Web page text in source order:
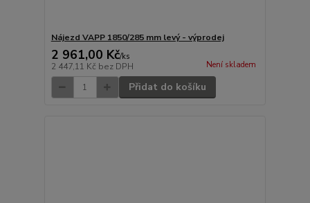
Nájezd VAPP 1850/285 mm levý - výprodej
2 961,00 Kč/ks
2 447,11 Kč bez DPH Není skladem
Přidat do košíku